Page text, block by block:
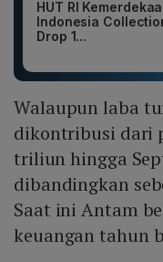
HUT RI
Indonesia
Drop 1...
Walaupun laba
dikontribusi dari
triliun hingga
dibandingkan
Saat ini Antam
keuangan tahun